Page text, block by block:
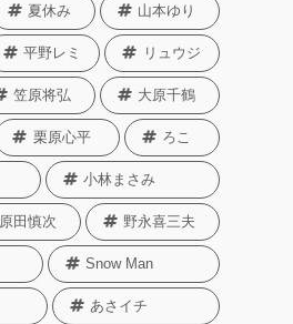
夏休み 山本ゆり
平野レミ リュウジ
笠原将弘 大原千鶴
栗原心平 ろこ
小林まさみ
原田慎次 野永喜三夫
Snow Man
あさイチ